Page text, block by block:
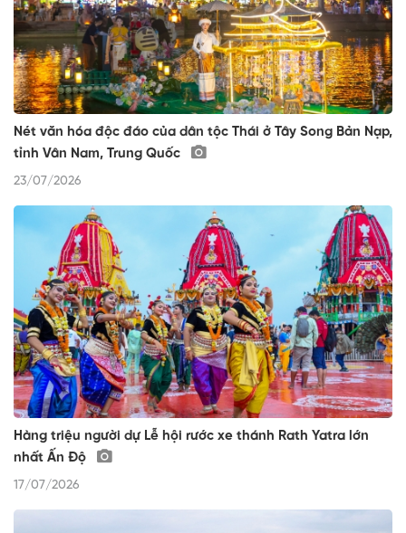
Nét văn hóa độc đáo của dân tộc Thái ở Tây Song Bản Nạp,
tỉnh Vân Nam, Trung Quốc
23/07/2026
Hàng triệu người dự Lễ hội rước xe thánh Rath Yatra lớn
nhất Ấn Độ
17/07/2026